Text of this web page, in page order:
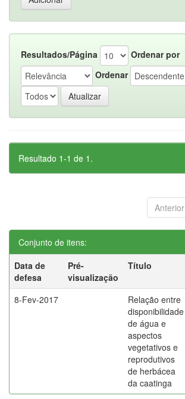
Resultados/Página
Ordenar por
Ordenar
Resultado 1-1 de 1.
Anterior
Conjunto de itens:
Data de
defesa
Pré-
visualização
Título
8-Fev-2017
Relação entre
disponibilidade
de água e
aspectos
vegetativos e
reprodutivos
de herbácea
da caatinga